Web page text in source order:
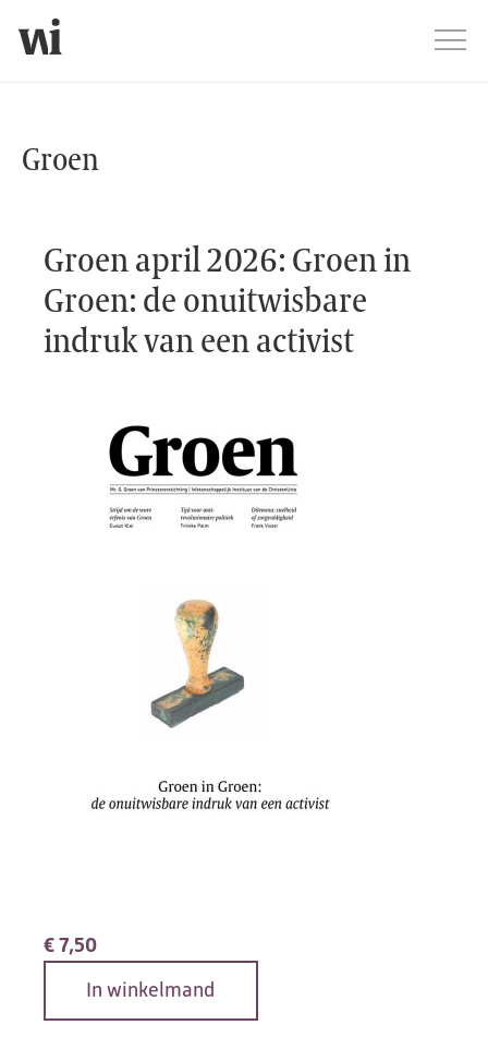
Groen webshop
Groen
Groen april 2026: Groen in
Groen: de onuitwisbare
indruk van een activist
€7,50
In winkelmand